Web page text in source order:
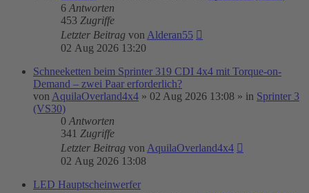
6 Antworten
453 Zugriffe
Letzter Beitrag von Alderan55
02 Aug 2026 13:20
Schneeketten beim Sprinter 319 CDI 4x4 mit Torque-on-
Demand – zwei Paar erforderlich?
von AquilaOverland4x4 » 02 Aug 2026 13:08 » in Sprinter 3
(VS30)
0 Antworten
341 Zugriffe
Letzter Beitrag von AquilaOverland4x4
02 Aug 2026 13:08
LED Hauptscheinwerfer